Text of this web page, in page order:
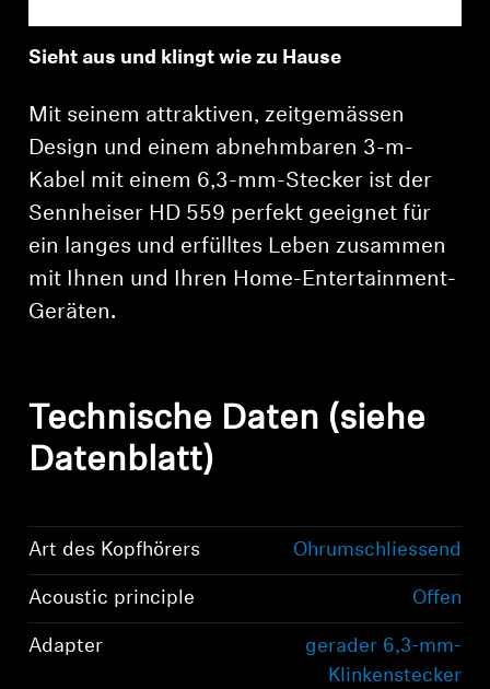
Sieht aus und klingt wie zu Hause
Mit seinem attraktiven, zeitgemässen
Design und einem abnehmbaren 3-m-
Kabel mit einem 6,3-mm-Stecker ist der
Sennheiser HD 559 perfekt geeignet für
ein langes und erfülltes Leben zusammen
mit Ihnen und Ihren Home-Entertainment-
Geräten.
Technische Daten (siehe
Datenblatt)
Art des Kopfhörers Ohrumschliessend
Acoustic principle Offen
Adapter
gerader 6,3-mm-
Klinkenstecker
Anmeldung erforderlich